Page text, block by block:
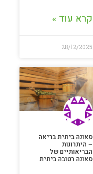
קרא עוד »
28/12/2025
סאונה ביתית בריאה
– היתרונות
הבריאותיים של
סאונה רטובה ביתית